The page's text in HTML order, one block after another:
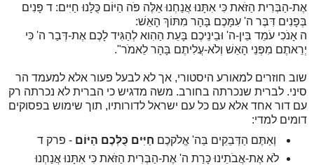
אֶת-הַבְּרִית הַזֹּאת כִּי אִתָּנוּ אֲנַחְנוּ אֵלֶּה פֹּה הַיּוֹם כֻּלָּנוּ חַיִּים: ד פָּנִים
בְּפָנִים דִּבֶּר ה' עִמָּכֶם בָּהָר מִתּוֹךְ הָאֵשׁ:
ה אָנֹכִי עֹמֵד בֵּין-ה' וּבֵינֵיכֶם בָּעֵת הַהִוא לְהַגִּיד לָכֶם אֶת-דְּבַר ה' כִּי
יְרֵאתֶם מִפְּנֵי הָאֵשׁ וְלֹא-עֲלִיתֶם בָּהָר לֵאמֹר".
שוב חוזרים למאורע היסטורי, אך לא לבעל פעור אלא למעמד הר
סיני. לברית שנכרתה בחורב. משה מדגיש כי הברית לא נכרתה רק
עם דור אחד אלא עם כל עם ישראל לדורותיו, תוך שימוש בפסוקים
דומים למדי:
וְאַתֶּם הַדְּבֵקִים בַּה' אֱלֹקכֶם חַיִּים כֻּלְּכֶם הַיּוֹם - פרק ד
לֹא אֶת-אֲבֹתֵינוּ כָּרַת ה' אֶת-הַבְּרִית הַזֹּאת כִּי אִתָּנוּ אֲנַחְנוּ